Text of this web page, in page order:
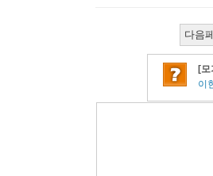
다음